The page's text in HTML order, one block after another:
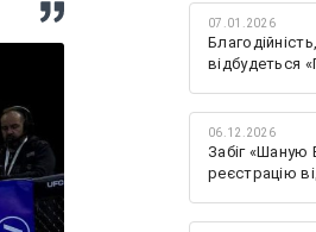
07.01.2026
відбудеться
06.12.2026
Забіг «Шаную
реєстрацію